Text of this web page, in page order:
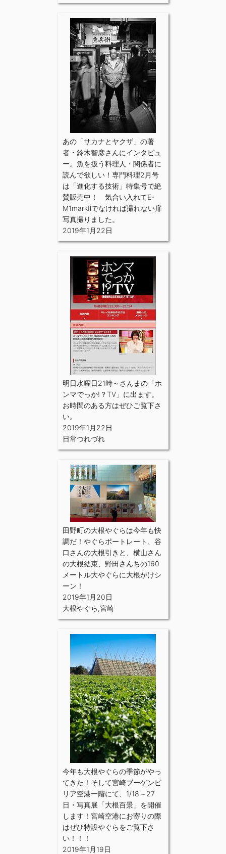
あの「サカナとヤクザ」の著
者・鈴木智彦さんにインタビュ
ー。魚を扱う料理人・関係者に
読んで欲しい！専門料理2月号
は「進化する技術」特集号で絶
賛販売中！ 気合い入れてE-
M1markⅡでなければ撮れない扉
写真撮りました。
2019年1月22日
明日水曜日21時～さんまの「ホ
ンマでっか!？TV」に出ます。
お時間のある方はぜひご覧下さ
い。
2019年1月22日
日常つれづれ
田野町の大根やぐらは今年も快
調だ！やぐらポートレート、谷
口さんの大根引きと、横山さん
の大根結束、野田さんちの160
メートル大やぐらに大根がけシ
ーン！
2019年1月20日
大根やぐら,宮崎
今年も大根やぐらの季節がやっ
てきた！そして宮崎ブーゲンビ
リア空港一階にて、1/18～27
日・写真展「大根百景」を開催
します！宮崎空港にお寄りの際
はぜひ特設やぐらをご覧下さ
い！！！
2019年1月19日